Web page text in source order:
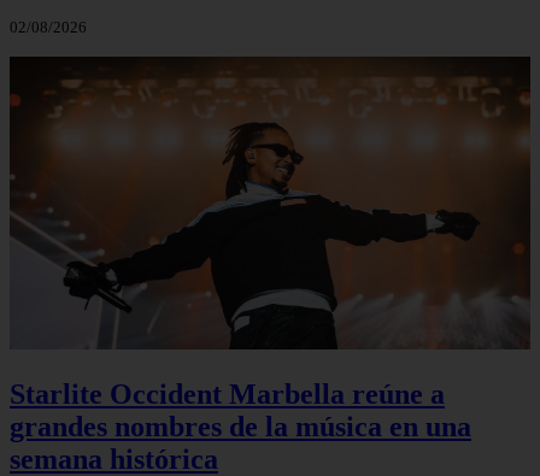
02/08/2026
Starlite Occident Marbella reúne a
grandes nombres de la música en una
semana histórica